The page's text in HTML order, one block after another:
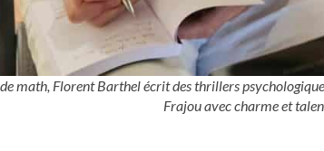
math, Florent Barthel écrit des thrillers
Frajou avec charme et